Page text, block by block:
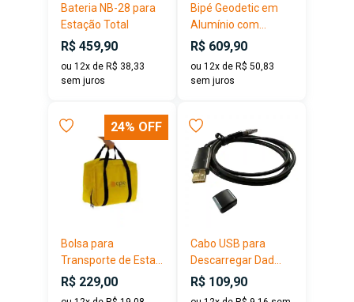
Bateria NB-28 para
Estação Total
R$ 459,90
ou 12x de R$ 38,33
sem juros
Bipé Geodetic em
Alumínio com...
R$ 609,90
ou 12x de R$ 50,83
sem juros
24% OFF
Bolsa para
Transporte de Esta...
R$ 229,00
Cabo USB para
Descarregar Dad...
R$ 109,90